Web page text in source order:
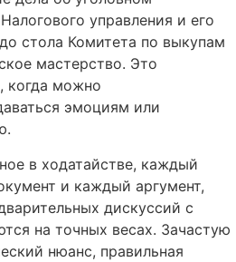
управления и его
стола Комитета по выкупам
мастерство. Это
когда можно
эмоциям или
в ходатайстве, каждый
и каждый аргумент,
дискуссий с
на точных весах. Зачастую
нюанс, правильная